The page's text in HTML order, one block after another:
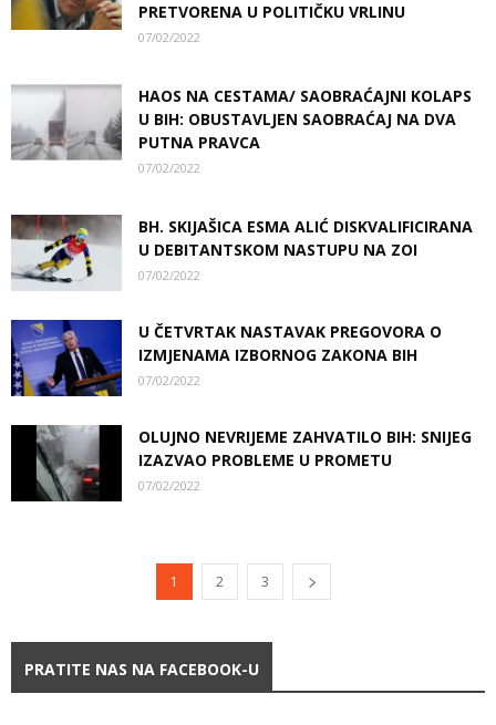
PRETVORENA U POLITIČKU VRLINU
07/02/2022
HAOS NA CESTAMA/ SAOBRAĆAJNI KOLAPS
U BIH: OBUSTAVLJEN SAOBRAĆAJ NA DVA
PUTNA PRAVCA
07/02/2022
BH. SKIJAŠICA ESMA ALIĆ DISKVALIFICIRANA
U DEBITANTSKOM NASTUPU NA ZOI
07/02/2022
U ČETVRTAK NASTAVAK PREGOVORA O
IZMJENAMA IZBORNOG ZAKONA BIH
07/02/2022
OLUJNO NEVRIJEME ZAHVATILO BIH: SNIJEG
IZAZVAO PROBLEME U PROMETU
07/02/2022
1 2 3
PRATITE NAS NA FACEBOOK-U